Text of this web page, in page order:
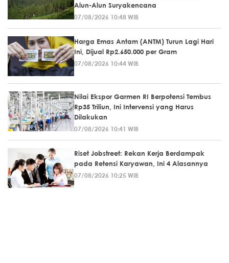
Alun-Alun Suryakencana
07/08/2026 10:48 WIB
Harga Emas Antam (ANTM) Turun Lagi Hari
Ini, Dijual Rp2.650.000 per Gram
07/08/2026 10:44 WIB
Nilai Ekspor Garmen RI Berpotensi Tembus
Rp35 Triliun, Ini Intervensi yang Harus
Dilakukan
07/08/2026 10:41 WIB
Riset Jobstreet: Rekan Kerja Berdampak
pada Retensi Karyawan, Ini 4 Alasannya
07/08/2026 10:25 WIB